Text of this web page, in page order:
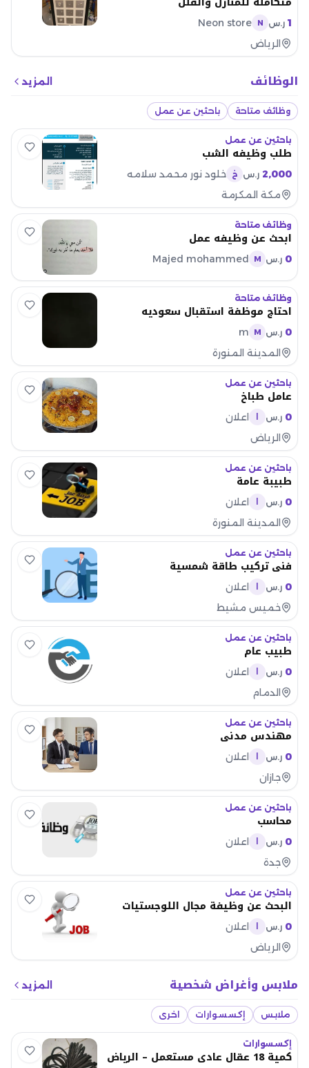
1 ر.س N
Neon store
الرياض
الوظائف المزيد
وظائف متاحة باحثين عن عمل
باحثين عن عمل
طلب وظيفه الشب
2,000 ر.س خ
خلود نور محمد سلامه
مكة المكرمة
وظائف متاحة
ابحث عن وظيفه عمل
0 ر.س M
Majed mohammed
وظائف متاحة
احتاج موظفة استقبال سعوديه
0 ر.س M
m
المدينة المنورة
باحثين عن عمل
عامل طباخ
0 ر.س
اعلان
الرياض
باحثين عن عمل
طبيبة عامة
0 ر.س
اعلان
المدينة المنورة
باحثين عن عمل
فني تركيب طاقة شمسية
0 ر.س
اعلان
خميس مشيط
باحثين عن عمل
طبيب عام
0 ر.س
اعلان
الدمام
باحثين عن عمل
مهندس مدني
0 ر.س
اعلان
جازان
باحثين عن عمل
محاسب
0 ر.س
اعلان
جدة
باحثين عن عمل
البحث عن وظيفة مجال اللوجستيات
0 ر.س
اعلان
الرياض
ملابس وأغراض شخصية المزيد
ملابس إكسسوارات اخرى
إكسسوارات
كمية 18 عقال عادي مستعمل – الرياض